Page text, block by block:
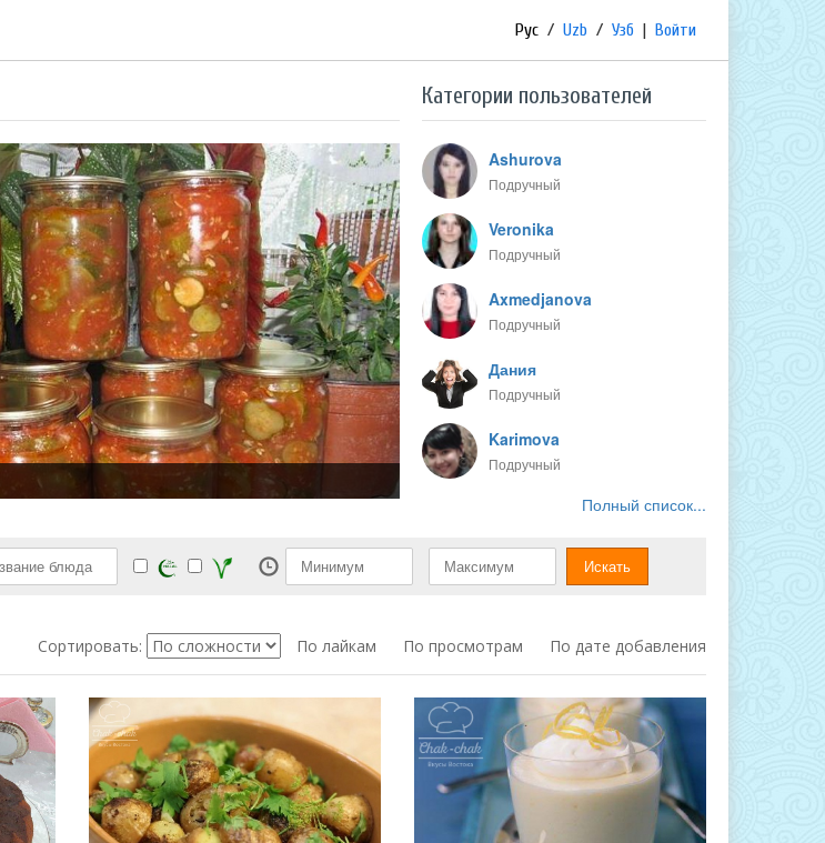
Рус / Uzb / Узб | Войти
Категории пользователей
Ashurova
Подручный
Veronika
Подручный
Axmedjanova
Подручный
Дания
Подручный
Karimova
Подручный
Полный список...
Сортировать: По лайкам По просмотрам По дате добавления